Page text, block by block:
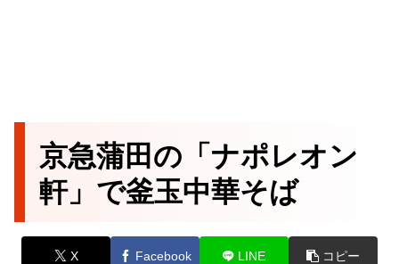
京急蒲田の「ナポレオン
軒」で釜玉中華そば
X Facebook LINE コピー